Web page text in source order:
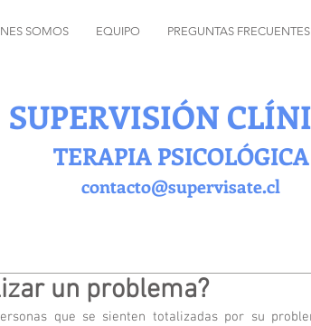
SOMOS EQUIPO PREGUNTAS FRECUENTES
SUPERVISIÓN
TERAPIA PSICOLÓGICA
contacto@supervisate.cl
un problema?
que se sienten totalizadas por su